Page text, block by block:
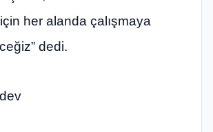
için her alanda çalışmaya
dedi.